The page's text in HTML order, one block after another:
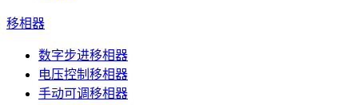
移相器
数字步进移相器
电压控制移相器
手动可调移相器